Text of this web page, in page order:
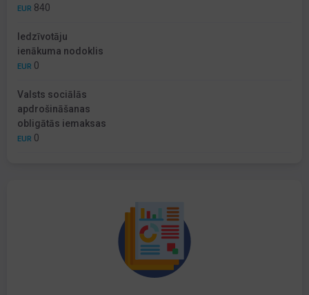
EUR 840
Iedzīvotāju
ienākuma nodoklis
EUR 0
Valsts sociālās
apdrošināšanas
obligātās iemaksas
EUR 0